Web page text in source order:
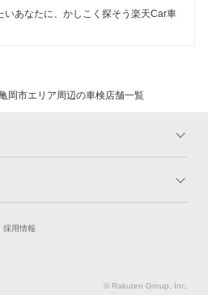
いあなたに、かしこく探そう楽天Car車
岡市エリア周辺の車検店舗一覧
キャンペーン一覧
新車購入
採用情報
© Rakuten Group, Inc.